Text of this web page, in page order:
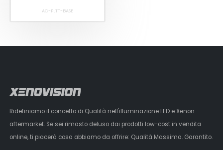
AC-PLTT-BASE
Ridefiniamo il concetto di Qualità nell'illuminazione LED e Xenon
aftermarket. Se sei rimasto deluso dai prodotti low-cost in vendita
online, ti piacerà cosa abbiamo da offrire: Qualità Massima. Garantito.